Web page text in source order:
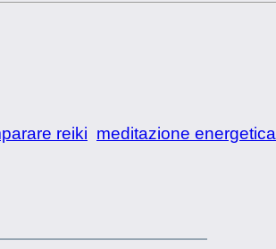
reiki meditazione energetica